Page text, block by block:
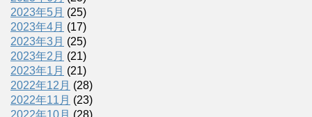
2023年5月 (25)
2023年4月 (17)
2023年3月 (25)
2023年2月 (21)
2023年1月 (21)
2022年12月 (28)
2022年11月 (23)
2022年10月 (28)